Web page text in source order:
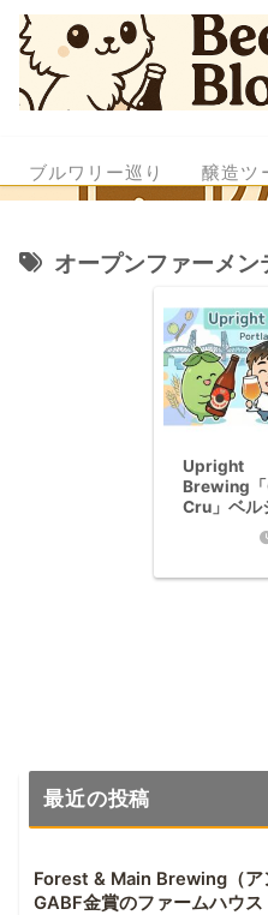
ブルワリー巡り 醸造ツ
オープンファーメン
Upright
Brewing
Cru」ベル
ロングダ
レビュー！
最近の投稿
Forest & Main Brewing（ア
GABF金賞のファームハウ